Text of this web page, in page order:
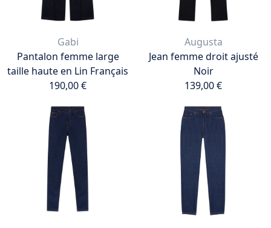
Gabi
Pantalon femme large
taille haute en Lin Français
190,00 €
Ajouter au panier 190,00 €
Augusta
Jean femme droit ajusté
Noir
139,00 €
Ajouter au panier 139,00 €